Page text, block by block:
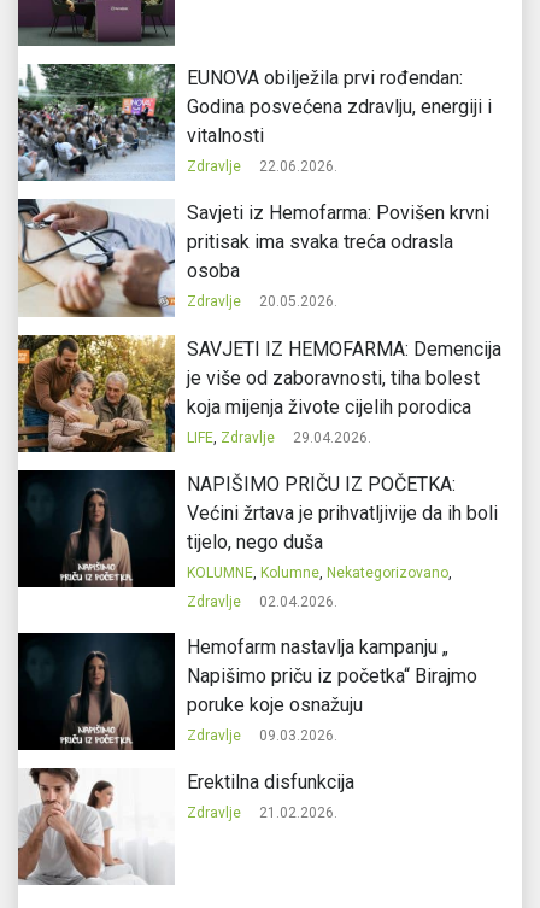
EUNOVA obilježila prvi rođendan:
Godina posvećena zdravlju, energiji i
vitalnosti
Zdravlje 22.06.2026.
Savjeti iz Hemofarma: Povišen krvni
pritisak ima svaka treća odrasla
osoba
Zdravlje 20.05.2026.
SAVJETI IZ HEMOFARMA: Demencija
je više od zaboravnosti, tiha bolest
koja mijenja živote cijelih porodica
LIFE, Zdravlje 29.04.2026.
NAPIŠIMO PRIČU IZ POČETKA:
Većini žrtava je prihvatljivije da ih boli
tijelo, nego duša
KOLUMNE, Kolumne, Nekategorizovano,
Zdravlje
02.04.2026.
Hemofarm nastavlja kampanju „
Napišimo priču iz početka“ Birajmo
poruke koje osnažuju
Zdravlje 09.03.2026.
Erektilna disfunkcija
Zdravlje 21.02.2026.